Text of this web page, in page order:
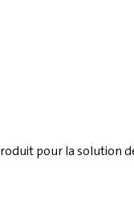
pour la solution